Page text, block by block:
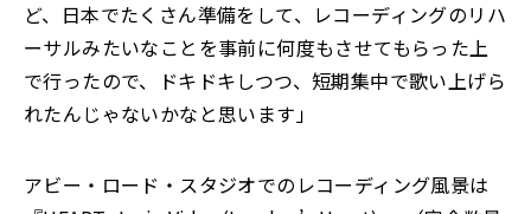
ど、日本でたくさん準備をして、レコーディングのリハ
ーサルみたいなことを事前に何度もさせてもらった上
で行ったので、ドキドキしつつ、短期集中で歌い上げら
れたんじゃないかなと思います」
アビー・ロード・スタジオでのレコーディング風景は